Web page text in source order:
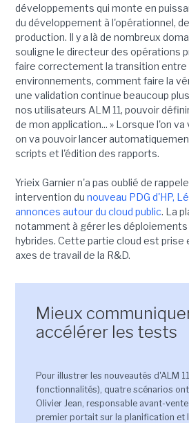
développements qui monte en
du développement à l'opérationnel,
production. Il y a là de nombreux
souligne le directeur des opérations
faire correctement la transition
environnements, comment faire la
une validation continue beaucoup
nos utilisateurs ALM 11, pouvoir
de mon application... » Lorsque l'on va
on va pouvoir lancer
scripts et l'édition des rapports.
Yrieix Garnier n'a pas oublié de
intervention du nouveau PDG d'HP,
annonces autour du cloud public. La
notamment à gérer les déploiements
hybrides. Cette partie cloud est prise
axes de travail de la R&D.
Mieux
accélérer les tests
Pour illustrer les nouveautés d'ALM
fonctionnalités), quatre scénarios
Olivier Jean, responsable avant-vente
premier portait sur la planification et